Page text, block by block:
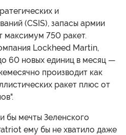
и
(CSIS), запасы армии
максимум 750 ракет.
Lockheed Martin,
60 новых единиц в месяц —
производит как
ракет плюс от
бы мечты Зеленского
ему бы не хватило даже